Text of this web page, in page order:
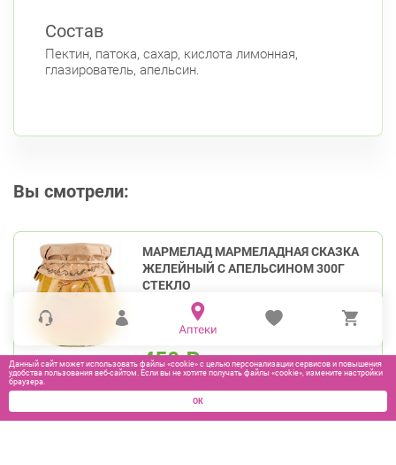
Состав
Пектин, патока, сахар, кислота лимонная,
глазирователь, апельсин.
Вы смотрели:
МАРМЕЛАД МАРМЕЛАДНАЯ СКАЗКА
ЖЕЛЕЙНЫЙ С АПЕЛЬСИНОМ 300Г
СТЕКЛО
450₽
Данный сайт может использовать файлы «cookie» с целью персонализации сервисов и повышения
удобства пользования веб-сайтом. Если вы не хотите получать файлы «cookie», измените настройки
браузера.
ОК